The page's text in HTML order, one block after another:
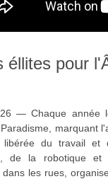
éllites pour
— Chaque année
marquant
libérée du travail et
de la robotique
dans les rues,